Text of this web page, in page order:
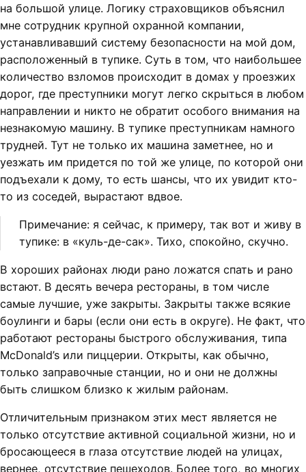
на большой улице. Логику страховщиков объяснил
мне сотрудник крупной охранной компании,
устанавливавший систему безопасности на мой дом,
расположенный в тупике. Суть в том, что наибольшее
количество взломов происходит в домах у проезжих
дорог, где преступники могут легко скрыться в любом
направлении и никто не обратит особого внимания на
незнакомую машину. В тупике преступникам намного
трудней. Тут не только их машина заметнее, но и
уезжать им придется по той же улице, по которой они
подъехали к дому, то есть шансы, что их увидит кто-
то из соседей, вырастают вдвое.
Примечание: я сейчас, к примеру, так вот и живу в
тупике: в «куль-де-сак». Тихо, спокойно, скучно.
В хороших районах люди рано ложатся спать и рано
встают. В десять вечера рестораны, в том числе
самые лучшие, уже закрыты. Закрыты также всякие
боулинги и бары (если они есть в округе). Не факт, что
работают рестораны быстрого обслуживания, типа
McDonald’s или пиццерии. Открыты, как обычно,
только заправочные станции, но и они не должны
быть слишком близко к жилым районам.
Отличительным признаком этих мест является не
только отсутствие активной социальной жизни, но и
бросающееся в глаза отсутствие людей на улицах,
вернее, отсутствие пешеходов. Более того, во многих